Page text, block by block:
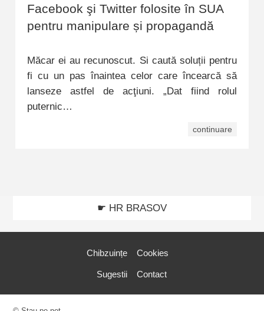
Facebook şi Twitter folosite în SUA
pentru manipulare și propagandă
Măcar ei au recunoscut. Si caută soluții pentru
fi cu un pas înaintea celor care încearcă să
lanseze astfel de acţiuni. „Dat fiind rolul
puternic…
continuare
☛ HR BRASOV
Chibzuințe
Sugestii
Cookies
Contact